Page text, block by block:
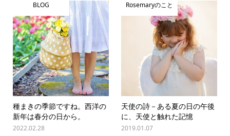
BLOG
種まきの季節ですね。西洋の
新年は春分の日から。
2022.02.28
Rosemaryのこと
天使の詩－ある夏の日の午後
に、天使と触れた記憶
2019.01.07